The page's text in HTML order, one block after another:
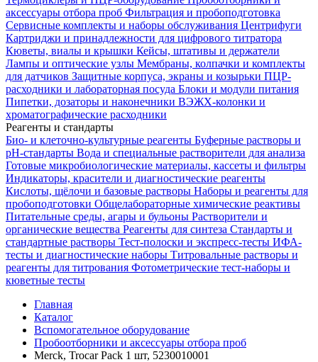
аксессуары отбора проб Фильтрация и пробоподготовка
Сервисные комплекты и наборы обслуживания Центрифуги
Картриджи и принадлежности для цифрового титратора
Кюветы, виалы и крышки Кейсы, штативы и держатели
Лампы и оптические узлы Мембраны, колпачки и комплекты
для датчиков Защитные корпуса, экраны и козырьки ПЦР-
расходники и лабораторная посуда Блоки и модули питания
Пипетки, дозаторы и наконечники ВЭЖХ-колонки и
хроматографические расходники
Реагенты и стандарты
Био- и клеточно-культурные реагенты Буферные растворы и
pH-стандарты Вода и специальные растворители для анализа
Готовые микробиологические материалы, кассеты и фильтры
Индикаторы, красители и диагностические реагенты
Кислоты, щёлочи и базовые растворы Наборы и реагенты для
пробоподготовки Общелабораторные химические реактивы
Питательные среды, агары и бульоны Растворители и
органические вещества Реагенты для синтеза Стандарты и
стандартные растворы Тест-полоски и экспресс-тесты ИФА-
тесты и диагностические наборы Титровальные растворы и
реагенты для титрования Фотометрические тест-наборы и
кюветные тесты
Главная
Каталог
Вспомогательное оборудование
Пробоотборники и аксессуары отбора проб
Merck, Trocar Pack 1 шт, 5230010001